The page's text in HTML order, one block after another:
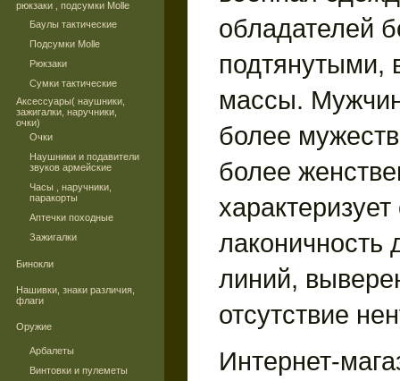
рюкзаки , подсумки Molle
Баулы тактические
Подсумки Molle
Рюкзаки
Сумки тактические
Аксессуары( наушники,
зажигалки, наручники,
очки)
Очки
Наушники и подавители
звуков армейские
Часы , наручники,
паракорты
Аптечки походные
Зажигалки
Бинокли
Нашивки, знаки различия,
флаги
Оружие
Арбалеты
Винтовки и пулеметы
обладателей
подтянутыми,
массы.
более
более
лаконичность
линий,
отсутствие
Интернет-